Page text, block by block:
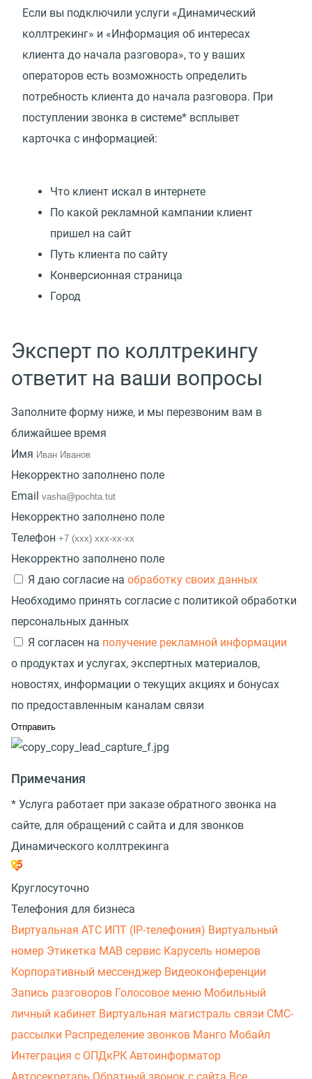
Если вы подключили услуги «Динамический
коллтрекинг» и «Информация об интересах
клиента до начала разговора», то у ваших
операторов есть возможность определить
потребность клиента до начала разговора. При
поступлении звонка в системе* всплывет
карточка с информацией:
Что клиент искал в интернете
По какой рекламной кампании клиент
пришел на сайт
Путь клиента по сайту
Конверсионная страница
Город
Эксперт по коллтрекингу
ответит на ваши вопросы
Заполните форму ниже, и мы перезвоним вам в
ближайшее время
Имя
Некорректно заполнено поле
Email
Некорректно заполнено поле
Телефон
Некорректно заполнено поле
Я даю согласие на обработку своих данных
Необходимо принять согласие с политикой обработки
персональных данных
Я согласен на получение рекламной информации
о продуктах и услугах, экспертных материалов,
новостях, информации о текущих акциях и бонусах
по предоставленным каналам связи
Примечания
* Услуга работает при заказе обратного звонка на
сайте, для обращений с сайта и для звонков
Динамического коллтрекинга
Круглосуточно
Телефония для бизнеса
Виртуальная АТС ИПТ (IP-телефония) Виртуальный
номер Этикетка МАВ сервис Карусель номеров
Корпоративный мессенджер Видеоконференции
Запись разговоров Голосовое меню Мобильный
личный кабинет Виртуальная магистраль связи СМС-
рассылки Распределение звонков Манго Мобайл
Интеграция с ОПДкРК Автоинформатор